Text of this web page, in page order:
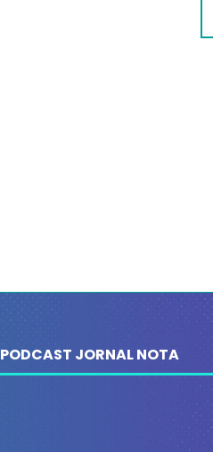
PODCAST JORNAL NOTA